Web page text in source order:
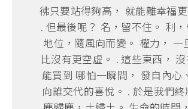
彿只要站得夠高， 就能離幸福更
. 但最後呢？ 名，留不住。 利，
地位，隨風向而變。 權力， 一
比沒有更空虛。 . 這些東西， 沒
能買到 哪怕一瞬間， 發自內心
向誰交代的喜悅。 . 於是我們